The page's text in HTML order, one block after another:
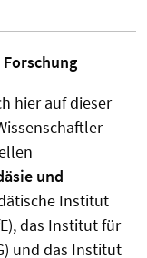
hier auf dieser
und
Institut
das Institut für
und das Institut